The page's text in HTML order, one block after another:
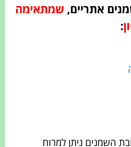
אתריים, שמתאימה
:
השמנים ניתן למרוח